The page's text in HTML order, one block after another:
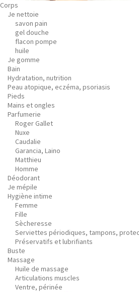
Corps
Je nettoie
savon pain
gel douche
flacon pompe
huile
Je gomme
Bain
Hydratation, nutrition
Peau atopique, eczéma, psoriasis
Pieds
Mains et ongles
Parfumerie
Roger Gallet
Nuxe
Caudalie
Garancia, Laino
Matthieu
Homme
Déodorant
Je mépile
Hygiène intime
Femme
Fille
Sècheresse
Serviettes périodiques, tampons,
Préservatifs et lubrifiants
Buste
Massage
Huile de massage
Articulations muscles
Ventre, périnée